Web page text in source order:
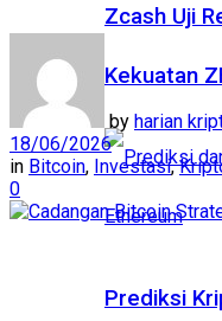
Zcash Uji
Kekuatan
Prediksi
by harian
18/06/2026
in Bitcoin, Investasi,
0